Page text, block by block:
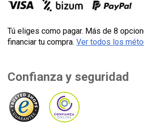
Tú eliges como pagar. Más de 8
financiar tu compra. Ver todos los
Confianza y seguridad